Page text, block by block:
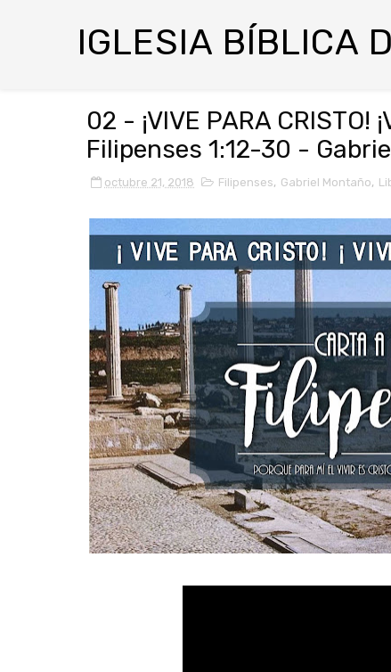
IGLESIA BÍBLICA
02 - ¡VIVE PARA CRISTO!
Filipenses 1:12-30 -
octubre 21, 2018 Filipenses, Gabriel Montaño,